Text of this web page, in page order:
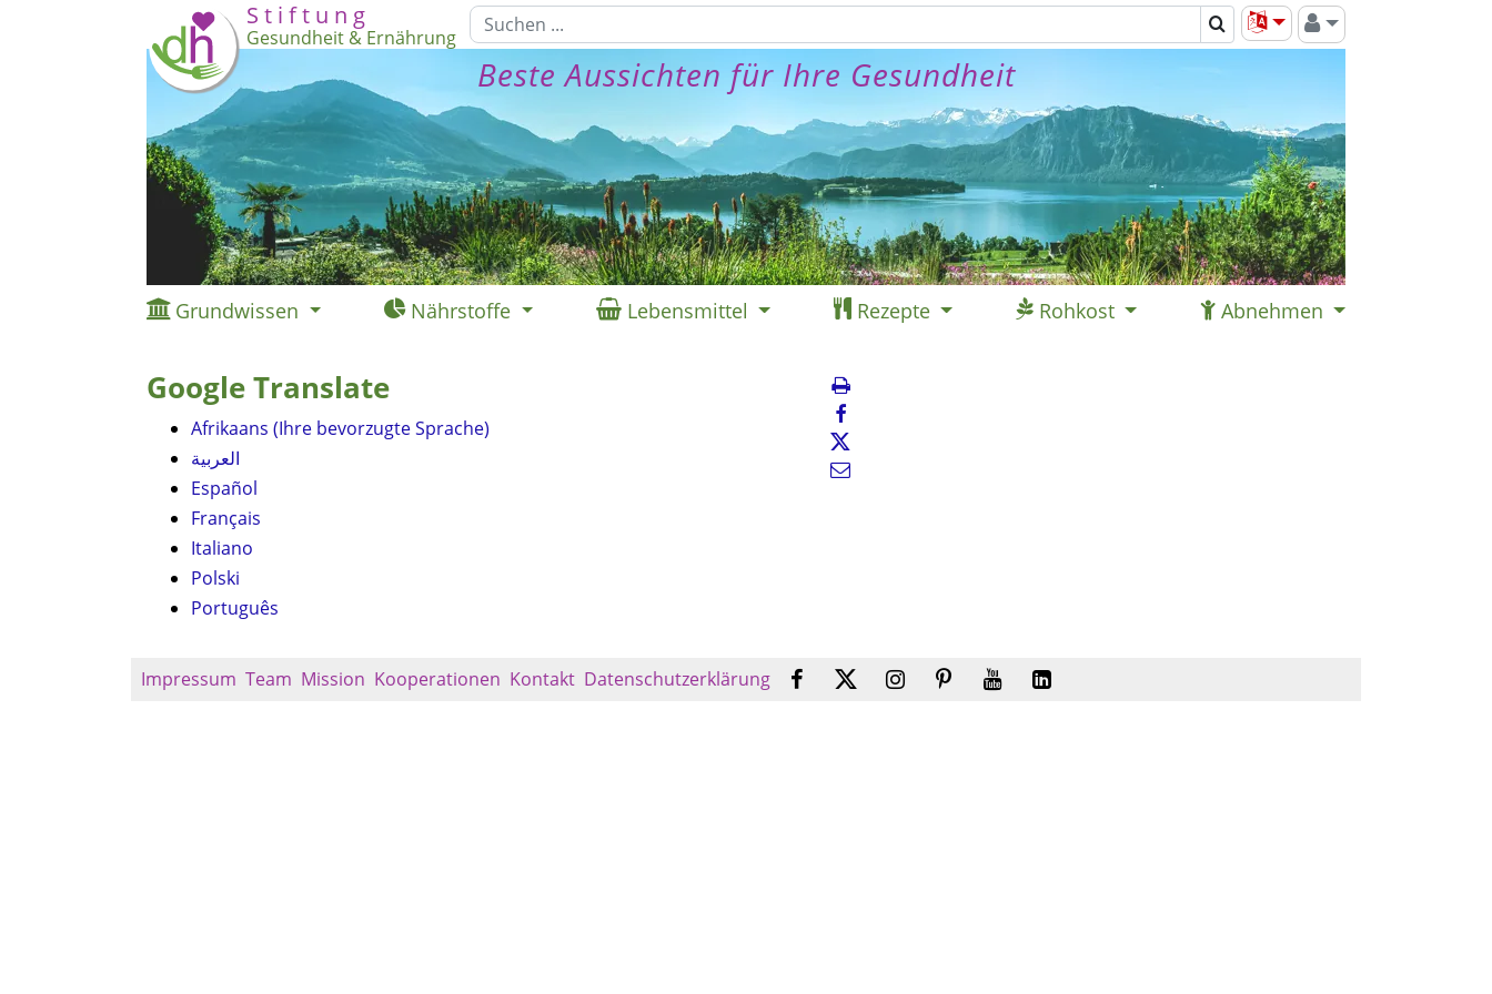
S t i f t u n g
Gesundheit & Ernährung
Beste Aussichten für Ihre Gesundheit
Grundwissen Nährstoffe Lebensmittel Rezepte Rohkost Abnehmen
Google Translate
Afrikaans (Ihre bevorzugte Sprache)
العربية
Español
Français
Italiano
Polski
Português
Impressum Team Mission Kooperationen Kontakt Datenschutzerklärung